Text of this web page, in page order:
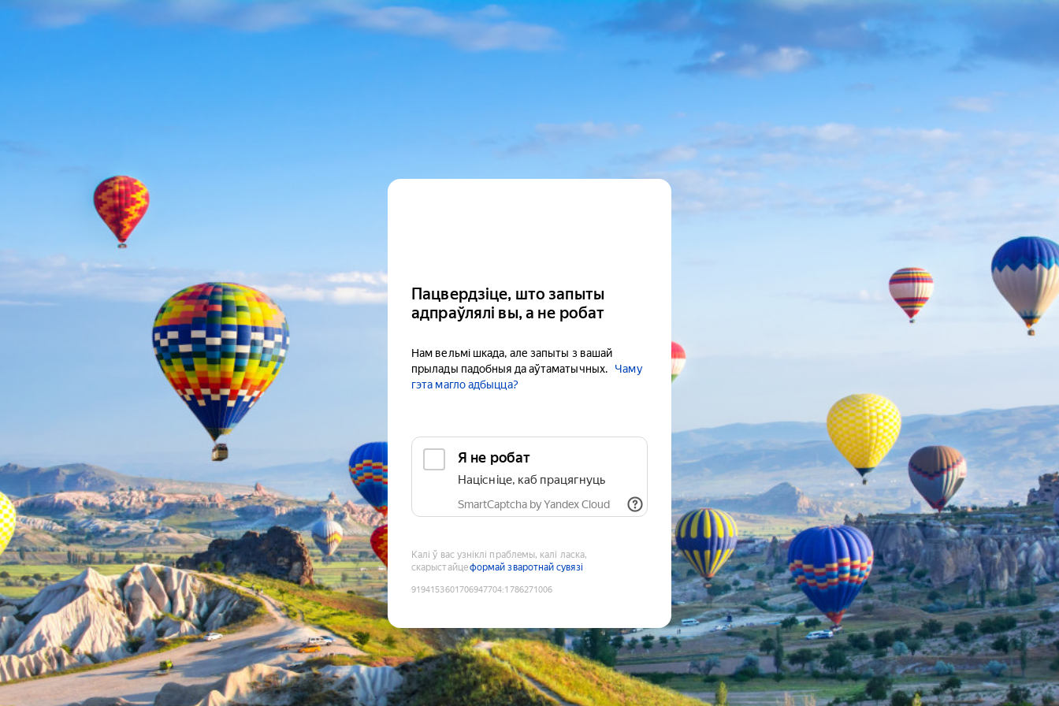
Пацвердзіце, што запыты
адпраўлялі вы, а не робат
Нам вельмі шкада, але запыты з вашай
прылады падобныя да аўтаматычных.
Чаму
гэта магло адбыцца?
Я не робат
Націсніце, каб працягнуць
SmartCaptcha by Yandex Cloud
Калі ў вас узніклі праблемы, калі ласка,
скарыстайцеформай зваротнай сувязі
9194153601706947704:1786271006